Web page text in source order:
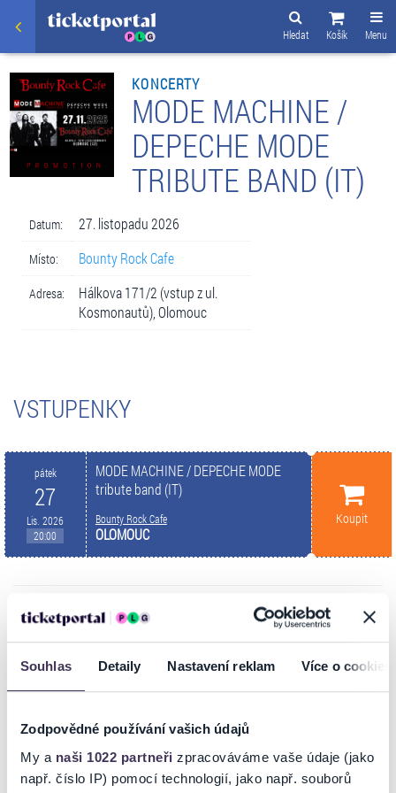
Souhlas Detaily Nastavení reklam Více o cookies
Zodpovědné používání vašich údajů
My a naši 1022 partneři zpracováváme vaše údaje (jako
např. číslo IP) pomocí technologií, jako např. souborů
Menu
Košík
Hledat
KONCERTY
MODE MACHINE /
DEPECHE MODE
TRIBUTE BAND (IT)
Datum: 27. listopadu 2026
Místo: Bounty Rock Cafe
Adresa:
Hálkova 171/2 (vstup z ul.
Kosmonautů), Olomouc
VSTUPENKY
pátek
27
Lis. 2026
20:00
MODE MACHINE / DEPECHE MODE
tribute band (IT)
Bounty Rock Cafe
OLOMOUC
Koupit
INFORMACE O AKCI
Kdo dříve přijde sedí, zbytek na stání.
"Depešáků" v Evropě přijede z Itálie k nám do Olomouce. Můžete se